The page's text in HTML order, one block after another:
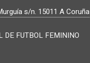
s/n. 15011 A Coruña
DE FUTBOL FEMININO